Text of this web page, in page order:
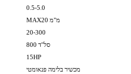
0.5-5.0
MAX20 מ"מ
20-300
800 סל"ד
15HP
מכשיר בלימה פנאומטי